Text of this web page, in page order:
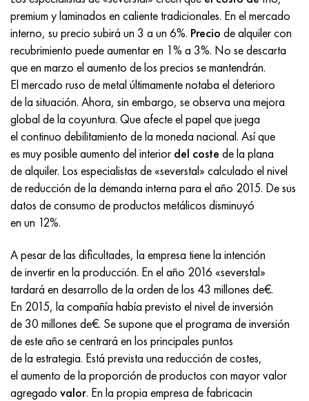
premium y laminados en caliente tradicionales. En el mercado
interno, su precio subirá un 3 a un 6%. Precio de alquiler con
recubrimiento puede aumentar en 1% a 3%. No se descarta
que en marzo el aumento de los precios se mantendrán.
El mercado ruso de metal últimamente notaba el deterioro
de la situación. Ahora, sin embargo, se observa una mejora
global de la coyuntura. Que afecte el papel que juega
el continuo debilitamiento de la moneda nacional. Así que
es muy posible aumento del interior del coste de la plana
de alquiler. Los especialistas de «severstal» calculado el nivel
de reducción de la demanda interna para el año 2015. De sus
datos de consumo de productos metálicos disminuyó
en un 12%.
A pesar de las dificultades, la empresa tiene la intención
de invertir en la producción. En el año 2016 «severstal»
tardará en desarrollo de la orden de los 43 millones de€.
En 2015, la compañía había previsto el nivel de inversión
de 30 millones de€. Se supone que el programa de inversión
de este año se centrará en los principales puntos
de la estrategia. Está prevista una reducción de costes,
el aumento de la proporción de productos con mayor valor
agregado valor. En la propia empresa de fabricacin
Incotherm
incotest
Jette M152
Cobalto 6B
maraging 250
René 41
Maraging 300
Maraging 350
MP35N
MP159
multimetro n155
Nicrofer 5923 hMo
47ND
47НХР
49KF
49K2F, 49K2FA-VI
Aleación 50N
Aleación 50NP
50NHS
Aleación 52N
52K12F
56DGNH
68NKhVKTYu
79NM, Lupa 7904
HN62VMYUT
HN62MVKYU
HN63MB
XN65VM
KhN65VMTYu
KhN67MVTYu
KhN68VKTYU
KhN68VMTYUK-vd
KhN70VMTYu
HN73MBTYu
XN70YU
HN75MBTYu
VT-35
PT-1M
PT-3V
PT-7M
2B
SPT-2 sv
A LAS 3
TL3
5B
TL5
A LAS 6
1.4466 - AISI 310MoLn
Aleación Al6xn
15-7Ph® - 1.4532
PH 13-8 meses - 1.4534
1.4542 - 17-4Ph®
Custom 455® - 1.4543 - uns s45500
1.4545 - 15-5Ph®
1.4548 - 17-4Ph®
1.4550 - AISI 347
1.4567 - AISI 304Cu
1.4570-aisi303Cu
1.4574 - Aleación PH 15-7 Mo®
10X17H13M3T
10X18N18Yu4D
11X11N2V2MF
12Х18Н9Т
13X11N2V2MF
15x11mf
15х12vnmf
15Х12Н2MVFAB
15X16K5N2MVFAB
15X16H2AM
18X11MNFB
18X12VMBFR
2,0872, CuNi10Fe1Mn, Cw352h
Bronce aluminio silicio
CW301G, C64200
bronce de silicio
C65500, CuAl11Fe3
C65620, CuSi3Fe2Zn3
C65100, CuSi1.5
Bronce estaño-plomo
c92200, CuSn6Zn4Pb2
latón rojo
C84400, CuSn2ZnPb
C83600, CuSn5ZnPb
45G2, 45g2, AISI 1144
Aleación de acero estructural
10g2, 10g2, AISI 1513
12X2H4A, 15NiCr13, 1.5752
AC14, 11SMnPb30
20G, 20mn5
20XH3A, AISI 4320, 20hn3a
20HM, 24CrMo5, 20hm
25KhGM, 20CrMo5, 1.7264
30X, AISI 5130, 30h
30hgs, 30hgs
30hgsa, 30hgsa
Р6М5, 1.3343, hs6-5-2, sw7m
Р6М5К5, 1.3243, hs6-5-2-5
R6M5F3, 1.3344, hs6-5-3
9М4К8,1.3207
R12F3, 1.3318, sw12
P18, 1,3355, hs18-0-1, sw18
Acero carbono
10,1.1645, C105W1
11G12, 110G13L, X120Mn12